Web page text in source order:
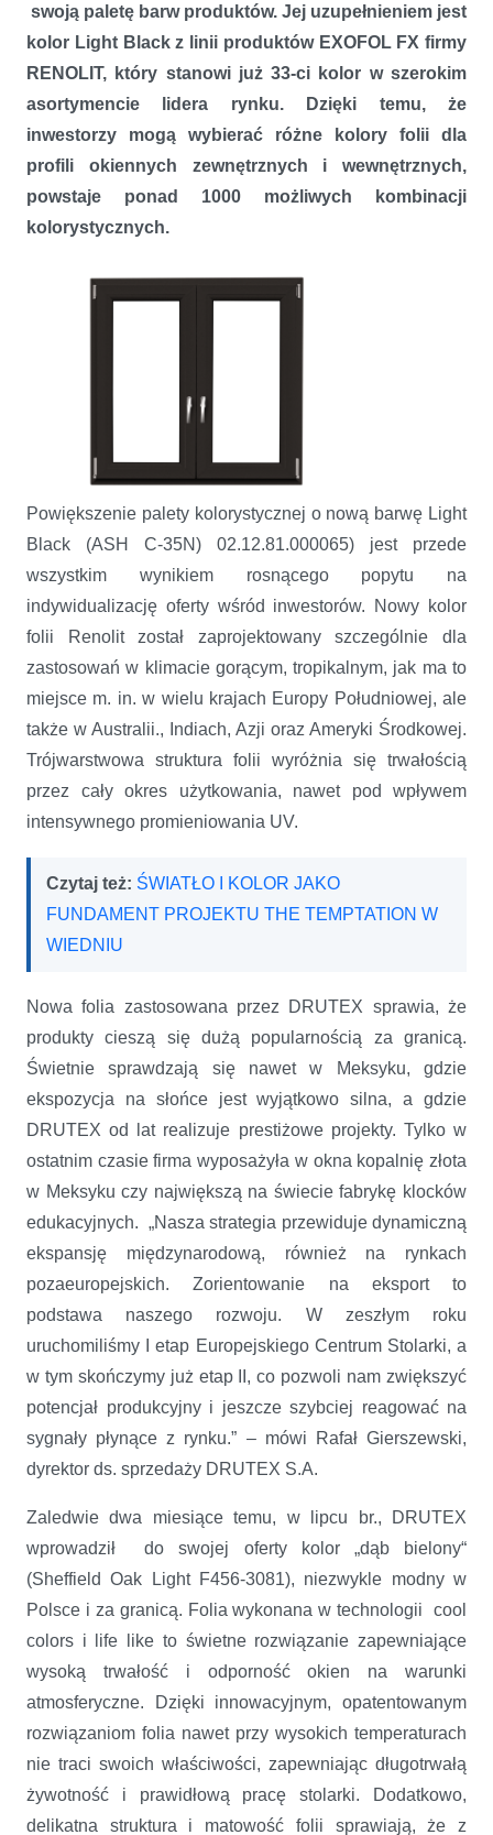
swoją paletę barw produktów. Jej uzupełnieniem jest
kolor Light Black z linii produktów EXOFOL FX firmy
RENOLIT, który stanowi już 33-ci kolor w szerokim
asortymencie lidera rynku. Dzięki temu, że
inwestorzy mogą wybierać różne kolory folii dla
profili okiennych zewnętrznych i wewnętrznych,
powstaje ponad 1000 możliwych kombinacji
kolorystycznych.
Powiększenie palety kolorystycznej o nową barwę Light
Black (ASH C-35N) 02.12.81.000065) jest przede
wszystkim wynikiem rosnącego popytu na
indywidualizację oferty wśród inwestorów. Nowy kolor
folii Renolit został zaprojektowany szczególnie dla
zastosowań w klimacie gorącym, tropikalnym, jak ma to
miejsce m. in. w wielu krajach Europy Południowej, ale
także w Australii., Indiach, Azji oraz Ameryki Środkowej.
Trójwarstwowa struktura folii wyróżnia się trwałością
przez cały okres użytkowania, nawet pod wpływem
intensywnego promieniowania UV.
Czytaj też: ŚWIATŁO I KOLOR JAKO
FUNDAMENT PROJEKTU THE TEMPTATION W
WIEDNIU
Nowa folia zastosowana przez DRUTEX sprawia, że
produkty cieszą się dużą popularnością za granicą.
Świetnie sprawdzają się nawet w Meksyku, gdzie
ekspozycja na słońce jest wyjątkowo silna, a gdzie
DRUTEX od lat realizuje prestiżowe projekty. Tylko w
ostatnim czasie firma wyposażyła w okna kopalnię złota
w Meksyku czy największą na świecie fabrykę klocków
edukacyjnych. „Nasza strategia przewiduje dynamiczną
ekspansję międzynarodową, również na rynkach
pozaeuropejskich. Zorientowanie na eksport to
podstawa naszego rozwoju. W zeszłym roku
uruchomiliśmy I etap Europejskiego Centrum Stolarki, a
w tym skończymy już etap II, co pozwoli nam zwiększyć
potencjał produkcyjny i jeszcze szybciej reagować na
sygnały płynące z rynku.” – mówi Rafał Gierszewski,
dyrektor ds. sprzedaży DRUTEX S.A.
Zaledwie dwa miesiące temu, w lipcu br., DRUTEX
wprowadził do swojej oferty kolor „dąb bielony“
(Sheffield Oak Light F456-3081), niezwykle modny w
Polsce i za granicą. Folia wykonana w technologii cool
colors i life like to świetne rozwiązanie zapewniające
wysoką trwałość i odporność okien na warunki
atmosferyczne. Dzięki innowacyjnym, opatentowanym
rozwiązaniom folia nawet przy wysokich temperaturach
nie traci swoich właściwości, zapewniając długotrwałą
żywotność i prawidłową pracę stolarki. Dodatkowo,
delikatna struktura i matowość folii sprawiają, że z